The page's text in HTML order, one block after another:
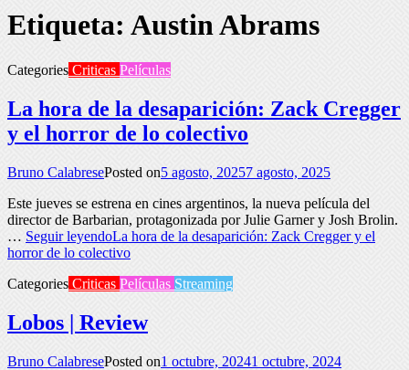
Etiqueta: Austin Abrams
Categories Criticas Películas
La hora de la desaparición: Zack Cregger
y el horror de lo colectivo
Bruno CalabresePosted on5 agosto, 20257 agosto, 2025
Este jueves se estrena en cines argentinos, la nueva película del
director de Barbarian, protagonizada por Julie Garner y Josh Brolin.
… Seguir leyendoLa hora de la desaparición: Zack Cregger y el
horror de lo colectivo
Categories Criticas Películas Streaming
Lobos | Review
Bruno CalabresePosted on1 octubre, 20241 octubre, 2024